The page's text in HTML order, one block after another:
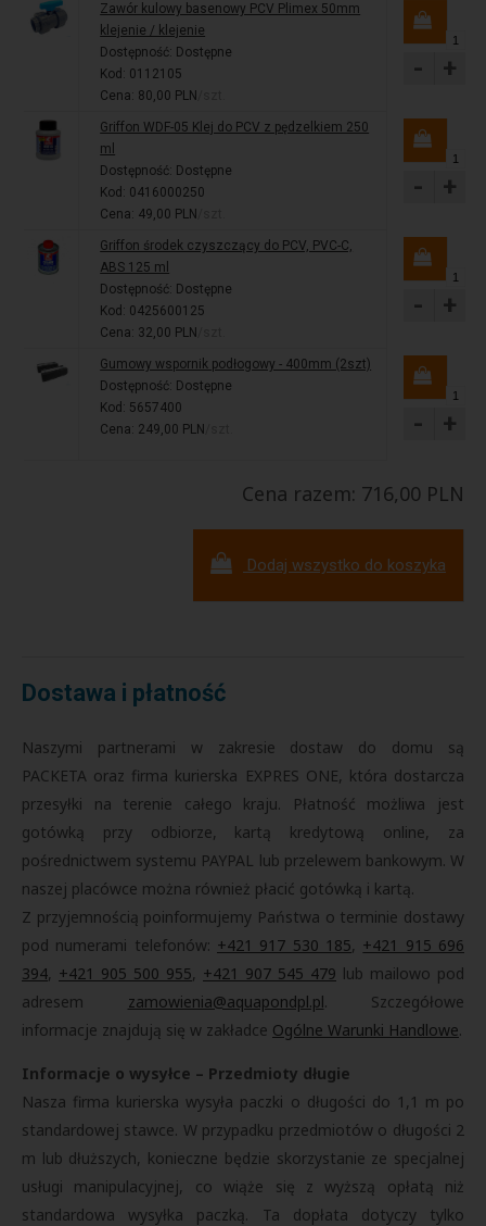
Zawór kulowy basenowy PCV Plimex 50mm
klejenie / klejenie
Dostępność: Dostępne
Kod: 0112105
Cena: 80,00 PLN
- +
Griffon WDF-05 Klej do PCV z pędzelkiem 250
ml
Dostępność: Dostępne
Kod: 0416000250
Cena: 49,00 PLN
- +
Griffon środek czyszczący do PCV, PVC-C,
ABS 125 ml
Dostępność: Dostępne
Kod: 0425600125
Cena: 32,00 PLN
- +
Gumowy wspornik podłogowy - 400mm (2szt)
Dostępność: Dostępne
Kod: 5657400
Cena: 249,00 PLN
- +
Cena razem: 716,00 PLN
Dodaj wszystko do koszyka
Dostawa i płatność
Naszymi partnerami w zakresie dostaw do domu są
PACKETA oraz firma kurierska EXPRES ONE, która dostarcza
przesyłki na terenie całego kraju. Płatność możliwa jest
gotówką przy odbiorze, kartą kredytową online, za
pośrednictwem systemu PAYPAL lub przelewem bankowym. W
naszej placówce można również płacić gotówką i kartą.
Z przyjemnością poinformujemy Państwa o terminie dostawy
pod numerami telefonów: +421 917 530 185, +421 915 696
394, +421 905 500 955, +421 907 545 479 lub mailowo pod
adresem zamowienia@aquapondpl.pl. Szczegółowe
informacje znajdują się w zakładce Ogólne Warunki Handlowe.
Informacje o wysyłce – Przedmioty długie
Nasza firma kurierska wysyła paczki o długości do 1,1 m po
standardowej stawce. W przypadku przedmiotów o długości 2
m lub dłuższych, konieczne będzie skorzystanie ze specjalnej
usługi manipulacyjnej, co wiąże się z wyższą opłatą niż
standardowa wysyłka paczką. Ta dopłata dotyczy tylko